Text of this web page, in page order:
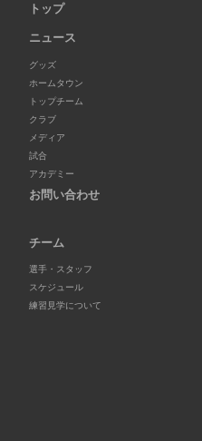
トップ
ニュース
グッズ
ホームタウン
トップチーム
クラブ
メディア
試合
アカデミー
お問い合わせ
チーム
選手・スタッフ
スケジュール
練習見学について